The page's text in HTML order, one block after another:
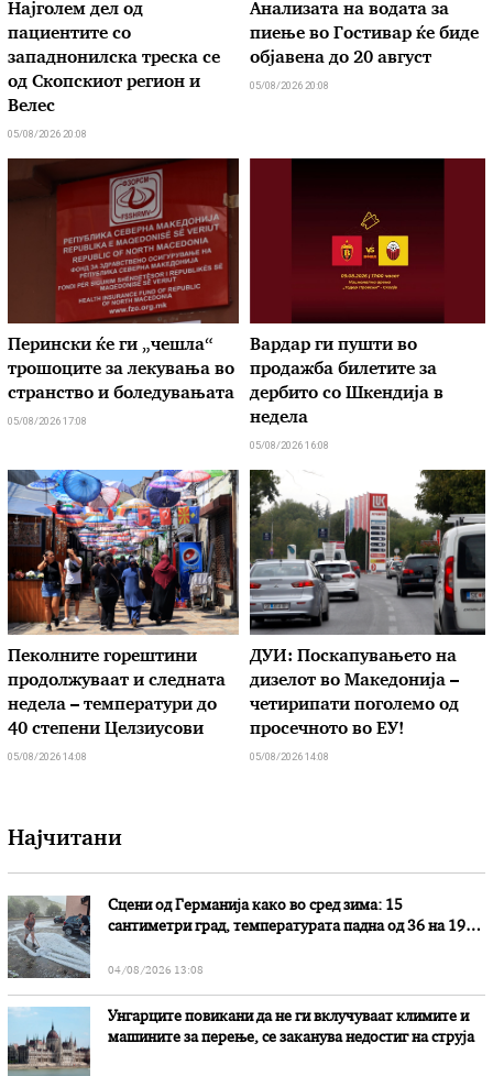
Најголем дел од
пациентите сo
западнонилска треска се
од Скопскиот регион и
Велес
05/08/2026 20:08
Анализата на водата за
пиење во Гостивар ќе биде
објавена до 20 август
05/08/2026 20:08
Перински ќе ги „чешла“
трошоците за лекувања во
странство и боледувањата
05/08/2026 17:08
Вардар ги пушти во
продажба билетите за
дербито со Шкендија в
недела
05/08/2026 16:08
Пеколните горештини
продолжуваат и следната
недела – температури до
40 степени Целзиусови
05/08/2026 14:08
ДУИ: Поскапувањето на
дизелот во Македонија –
четирипати поголемо од
просечното во ЕУ!
05/08/2026 14:08
Најчитани
Сцени од Германија како во сред зима: 15
сантиметри град, температурата падна од 36 на 19
04/08/2026 13:08
Унгарците повикани да не ги вклучуваат климите и
машините за перење, се заканува недостиг на струја